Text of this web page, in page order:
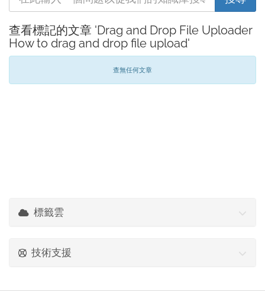
查看標記的文章 'Drag and Drop File Uploader
How to drag and drop file upload'
查無任何文章
標籤雲
技術支援